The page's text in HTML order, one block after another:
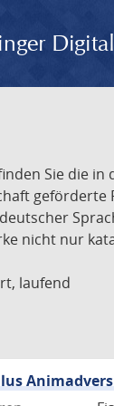
Sie die
geförderte
nicht nur
laufend